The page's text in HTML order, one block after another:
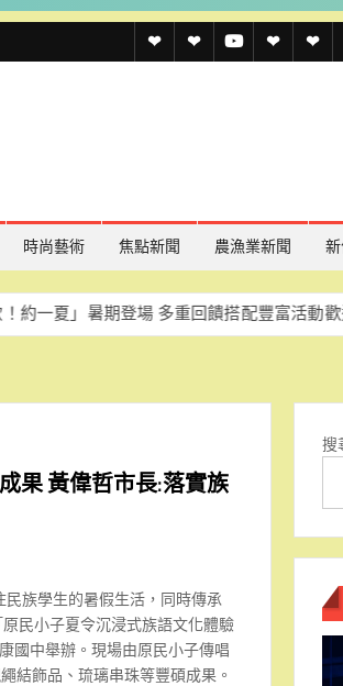
透 透
名
透 聯 官
時尚藝術 焦點新聞 農漁業新聞
期登場 多重回饋搭配豐富活動歡迎民眾同樂
果 黃偉哲市長:落實族
族學生的暑假生活，同時傳承
民小子夏令沉浸式族語文化體驗
國中舉辦。現場由原民小子傳唱
結飾品、琉璃串珠等豐碩成果。
搜